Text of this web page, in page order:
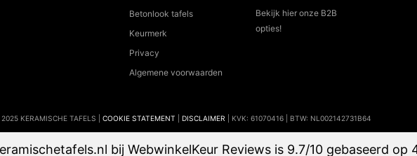
Betonlook tafels
Keurmerk
Privacy
Algemene voorwaarden
Bekijk hier onze B2B
opties!
KERAMISCHE TAFELS | COOKIE STATEMENT DISCLAIMER | KVK: 61070416 | BTW: NL002142731B64
bij WebwinkelKeur Reviews is 9.7/10 gebaseerd op